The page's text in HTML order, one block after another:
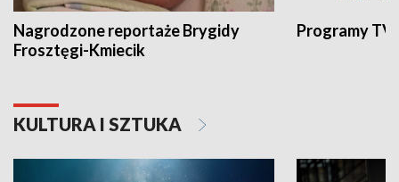
Nagrodzone reportaże Brygidy
Frosztęgi-Kmiecik
Programy
KULTURA I SZTUKA